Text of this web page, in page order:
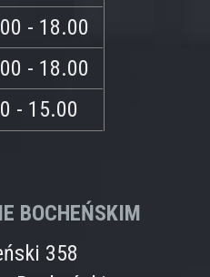
- 18.00
- 18.00
- 15.00
BOCHEŃSKIM
358